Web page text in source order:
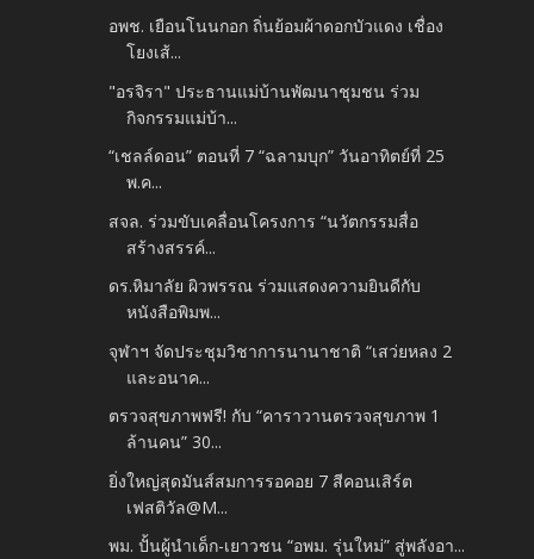
อพช. เยือนโนนกอก ถิ่นย้อมผ้าดอกบัวแดง เชื่อง
โยงเส้...
"อรจิรา" ประธานแม่บ้านพัฒนาชุมชน ร่วม
กิจกรรมแม่บ้า...
“เชลล์ดอน” ตอนที่ 7 “ฉลามบุก” วันอาทิตย์ที่ 25
พ.ค...
สจล. ร่วมขับเคลื่อนโครงการ “นวัตกรรมสื่อ
สร้างสรรค์...
ดร.หิมาลัย ผิวพรรณ ร่วมแสดงความยินดีกับ
หนังสือพิมพ...
จุฬาฯ จัดประชุมวิชาการนานาชาติ “เสว่ยหลง 2
และอนาค...
ตรวจสุขภาพฟรี! กับ “คาราวานตรวจสุขภาพ 1
ล้านคน” 30...
ยิ่งใหญ่สุดมันส์สมการรอคอย 7 สีคอนเสิร์ต
เฟสติวัล@M...
พม. ปั้นผู้นำเด็ก-เยาวชน “อพม. รุ่นใหม่” สู่พลังอา...